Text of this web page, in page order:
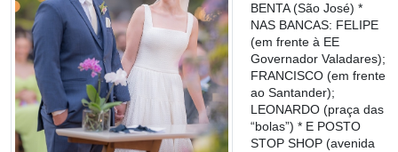
BENTA (São José) *
NAS BANCAS: FELIPE
(em frente à EE
Governador Valadares);
FRANCISCO (em frente
ao Santander);
LEONARDO (praça das
“bolas”) * E POSTO
STOP SHOP (avenida